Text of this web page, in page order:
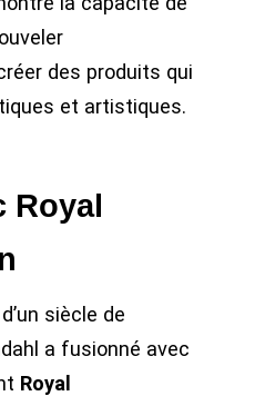
des produits qui
et artistiques.
Royal
siècle de
a fusionné avec
Royal